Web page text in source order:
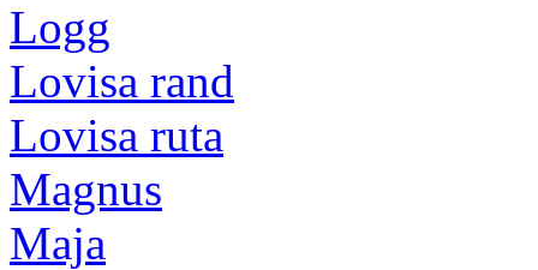
Logg
Lovisa rand
Lovisa ruta
Magnus
Maja